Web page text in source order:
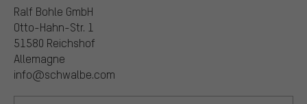
Ralf Bohle GmbH
Otto-Hahn-Str. 1
51580 Reichshof
Allemagne
info@schwalbe.com